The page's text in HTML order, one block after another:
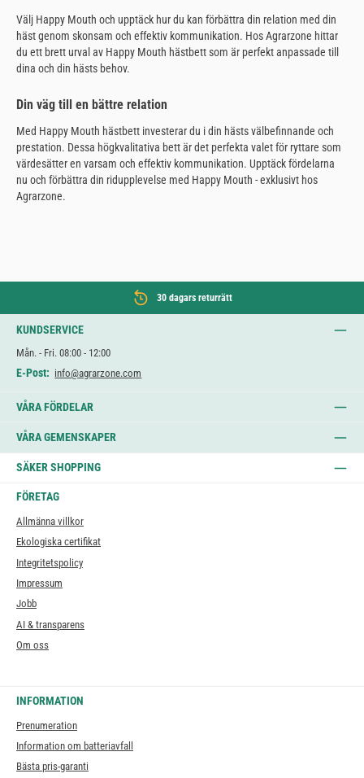
Välj Happy Mouth och upptäck hur du kan förbättra din relation med din
häst genom skonsam och effektiv kommunikation. Hos Agrarzone hittar
du ett brett urval av Happy Mouth hästbett som är perfekt anpassade till
dina och din hästs behov.
Din väg till en bättre relation
Med Happy Mouth hästbett investerar du i din hästs välbefinnande och
prestation. Dessa högkvalitativa bett är det perfekta valet för ryttare som
värdesätter en varsam och effektiv kommunikation. Upptäck fördelarna
nu och förbättra din ridupplevelse med Happy Mouth - exklusivt hos
Agrarzone.
30 dagars returrätt
KUNDSERVICE
Mån. - Fri. 08:00 - 12:00
E-Post: info@agrarzone.com
VÅRA FÖRDELAR
VÅRA GEMENSKAPER
SÄKER SHOPPING
FÖRETAG
Allmänna villkor
Ekologiska certifikat
Integritetspolicy
Impressum
Jobb
AI & transparens
Om oss
INFORMATION
Prenumeration
Information om batteriavfall
Bästa pris-garanti